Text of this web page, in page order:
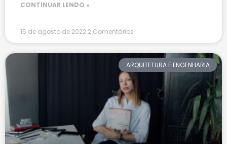
CONTINUAR LENDO »
15 de agosto de 2022 2 Comentários
ARQUITETURA E ENGENHARIA